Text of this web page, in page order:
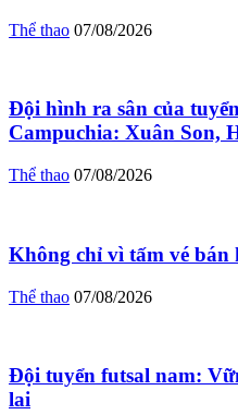
Thể thao 07/08/2026
Đội hình ra sân của
Campuchia: Xuân Son,
Thể thao 07/08/2026
Không chỉ vì tấm vé bán
Thể thao 07/08/2026
Đội tuyển futsal nam:
lai